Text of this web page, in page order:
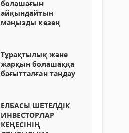
болашағын
айқындайтын
маңызды кезең
Тұрақтылық және
жарқын болашаққа
бағытталған таңдау
ЕЛБАСЫ ШЕТЕЛДІК
ИНВЕСТОРЛАР
КЕҢЕСІНІҢ